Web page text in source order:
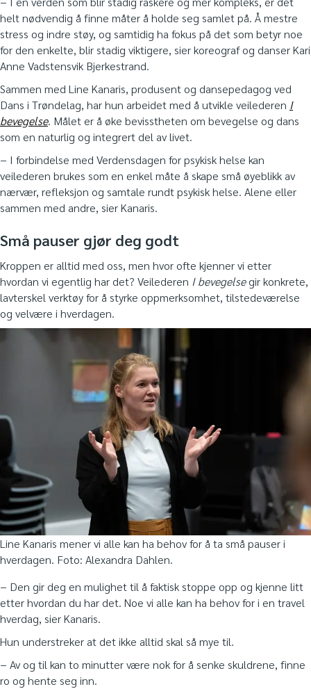
helt nødvendig å finne måter å holde seg samlet på. Å mestre
stress og indre støy, og samtidig ha fokus på det som betyr noe
for den enkelte, blir stadig viktigere, sier koreograf og danser Kari
Anne Vadstensvik Bjerkestrand.
Sammen med Line Kanaris, produsent og dansepedagog ved
Dans i Trøndelag, har hun arbeidet med å utvikle veilederen I
bevegelse. Målet er å øke bevisstheten om bevegelse og dans
som en naturlig og integrert del av livet.
− I forbindelse med Verdensdagen for psykisk helse kan
veilederen brukes som en enkel måte å skape små øyeblikk av
nærvær, refleksjon og samtale rundt psykisk helse. Alene eller
sammen med andre, sier Kanaris.
Små pauser gjør deg godt
Kroppen er alltid med oss, men hvor ofte kjenner vi etter
hvordan vi egentlig har det? Veilederen I bevegelsegir konkrete,
lavterskel verktøy for å styrke oppmerksomhet, tilstedeværelse
og velvære i hverdagen.
Line Kanaris mener vi alle kan ha behov for å ta små pauser i
hverdagen. Foto: Alexandra Dahlen.
− Den gir deg en mulighet til å faktisk stoppe opp og kjenne litt
etter hvordan du har det. Noe vi alle kan ha behov for i en travel
hverdag, sier Kanaris.
Hun understreker at det ikke alltid skal så mye til.
− Av og til kan to minutter være nok for å senke skuldrene, finne
ro og hente seg inn.